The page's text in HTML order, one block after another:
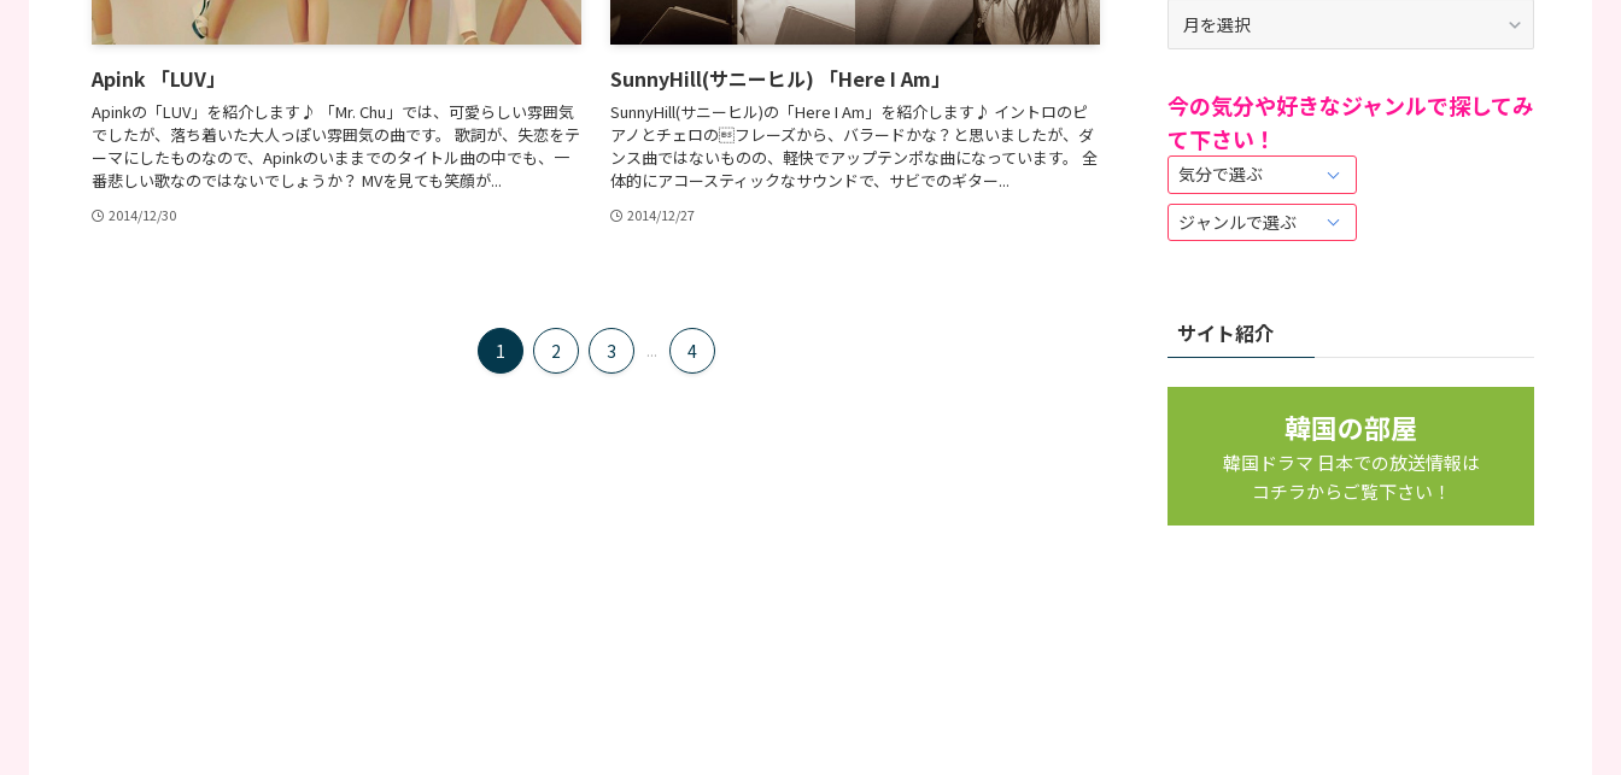
Apink 「LUV」
Apinkの「LUV」を紹介します♪ 「Mr. Chu」では、可愛らしい雰囲気
でしたが、落ち着いた大人っぽい雰囲気の曲です。 歌詞が、失恋をテ
ーマにしたものなので、Apinkのいままでのタイトル曲の中でも、一
番悲しい歌なのではないでしょうか？ MVを見ても笑顔が...
2014/12/30
SunnyHill(サニーヒル) 「Here I Am」
SunnyHill(サニーヒル)の「Here I Am」を紹介します♪ イントロのピ
アノとチェロのフレーズから、バラードかな？と思いましたが、ダ
ンス曲ではないものの、軽快でアップテンポな曲になっています。 全
体的にアコースティックなサウンドで、サビでのギター...
2014/12/27
1 2 3 ... 4
記
事
は
こ
ち
ら
今の気分や好きなジャンルで探してみ
て下さい！
サイト紹介
韓国の部屋
韓国ドラマ 日本での放送情報は
コチラからご覧下さい！